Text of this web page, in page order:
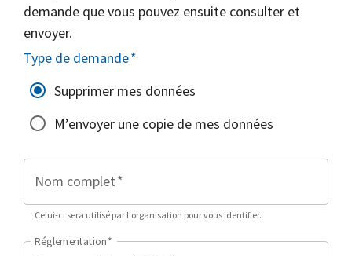
demande que vous pouvez ensuite consulter et
envoyer.
Type de demande*
Supprimer mes données
M’envoyer une copie de mes données
Nom complet*
Celui-ci sera utilisé par l'organisation pour vous identifier.
Réglementation*